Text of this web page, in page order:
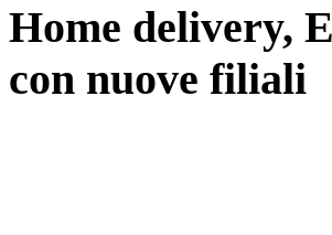
Home delivery,
con nuove filiali